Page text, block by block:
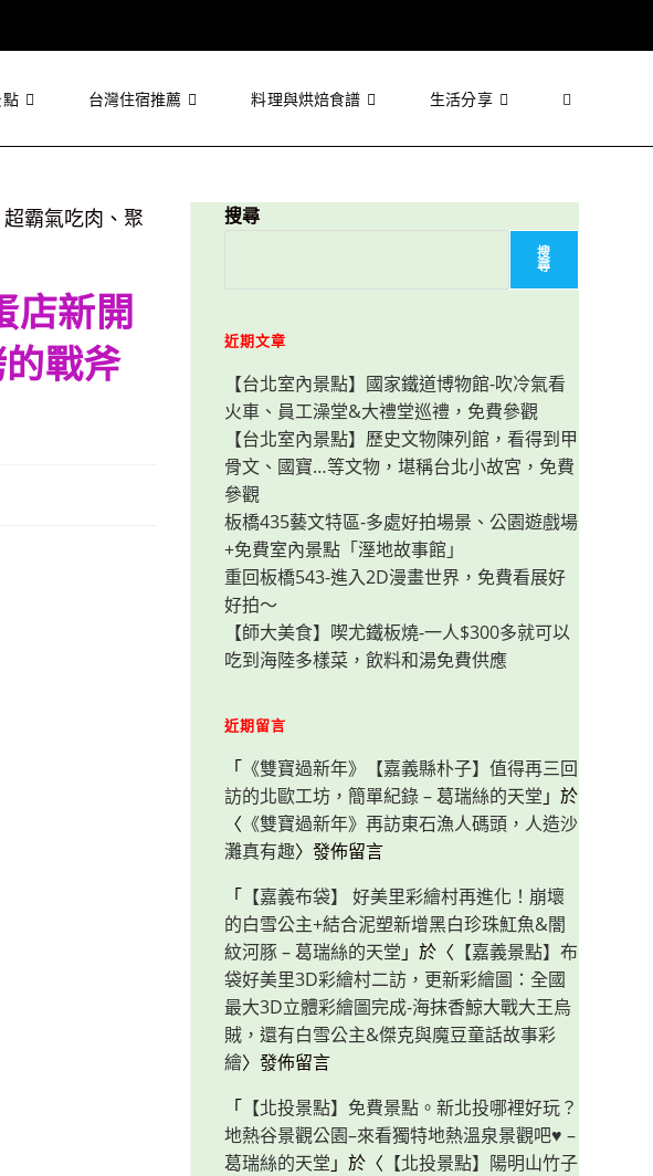
台灣住宿推薦 料理與烘焙食譜 生活分享 Toggle
search
店新開
戰斧
搜尋
搜
尋
近期文章
【台北室內景點】國家鐵道博物館-吹冷氣看
火車、員工澡堂&大禮堂巡禮，免費參觀
【台北室內景點】歷史文物陳列館，看得到甲
骨文、國寶…等文物，堪稱台北小故宮，免費
參觀
板橋435藝文特區-多處好拍場景、公園遊戲場
+免費室內景點「溼地故事館」
重回板橋543-進入2D漫畫世界，免費看展好
好拍～
【師大美食】喫尤鐵板燒-一人$300多就可以
吃到海陸多樣菜，飲料和湯免費供應
近期留言
「 《雙寶過新年》【嘉義縣朴子】值得再三回
訪的北歐工坊，簡單紀錄 – 葛瑞絲的天堂 」於
〈 《雙寶過新年》再訪東石漁人碼頭，人造沙
灘真有趣〉發佈留言
「 【嘉義布袋】 好美里彩繪村再進化！崩壞
的白雪公主+結合泥塑新增黑白珍珠魟魚&闇
紋河豚 – 葛瑞絲的天堂 」於〈 【嘉義景點】布
袋好美里3D彩繪村二訪，更新彩繪圖：全國
最大3D立體彩繪圖完成-海抹香鯨大戰大王烏
賊，還有白雪公主&傑克與魔豆童話故事彩
繪〉發佈留言
「 【北投景點】免費景點。新北投哪裡好玩？
地熱谷景觀公園–來看獨特地熱溫泉景觀吧♥ –
葛瑞絲的天堂 」於〈 【北投景點】陽明山竹子